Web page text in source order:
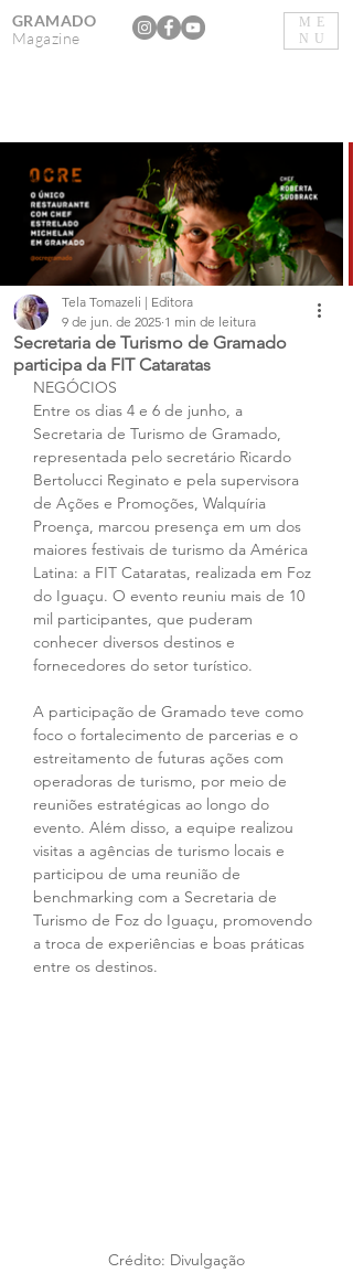
ME
NU
GRAMADO
Magazine
Secretaria de Turismo de Gramado
participa da FIT Cataratas
Tela Tomazeli | Editora
9 de jun. de 2025 1 min de leitura
NEGÓCIOS
Entre os dias 4 e 6 de junho, a
Secretaria de Turismo de Gramado,
representada pelo secretário Ricardo
Bertolucci Reginato e pela supervisora
de Ações e Promoções, Walquíria
Proença, marcou presença em um dos
maiores festivais de turismo da América
Latina: a FIT Cataratas, realizada em Foz
do Iguaçu. O evento reuniu mais de 10
mil participantes, que puderam
conhecer diversos destinos e
fornecedores do setor turístico.
A participação de Gramado teve como
foco o fortalecimento de parcerias e o
estreitamento de futuras ações com
operadoras de turismo, por meio de
reuniões estratégicas ao longo do
evento. Além disso, a equipe realizou
visitas a agências de turismo locais e
participou de uma reunião de
benchmarking com a Secretaria de
Turismo de Foz do Iguaçu, promovendo
a troca de experiências e boas práticas
entre os destinos.
Crédito: Divulgação